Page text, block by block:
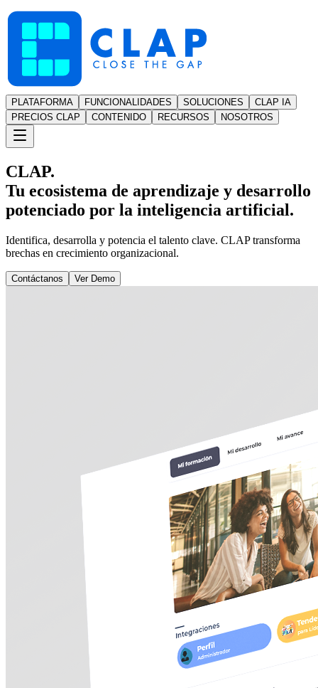
PLATAFORMA FUNCIONALIDADES SOLUCIONES
CLAP IA
PRECIOS CLAP
CONTENIDO RECURSOS NOSOTROS
CLAP.
Tu ecosistema de aprendizaje y desarrollo
potenciado por la inteligencia artificial.
Identifica, desarrolla y potencia el talento clave. CLAP transforma
brechas en crecimiento organizacional.
Contáctanos Ver Demo